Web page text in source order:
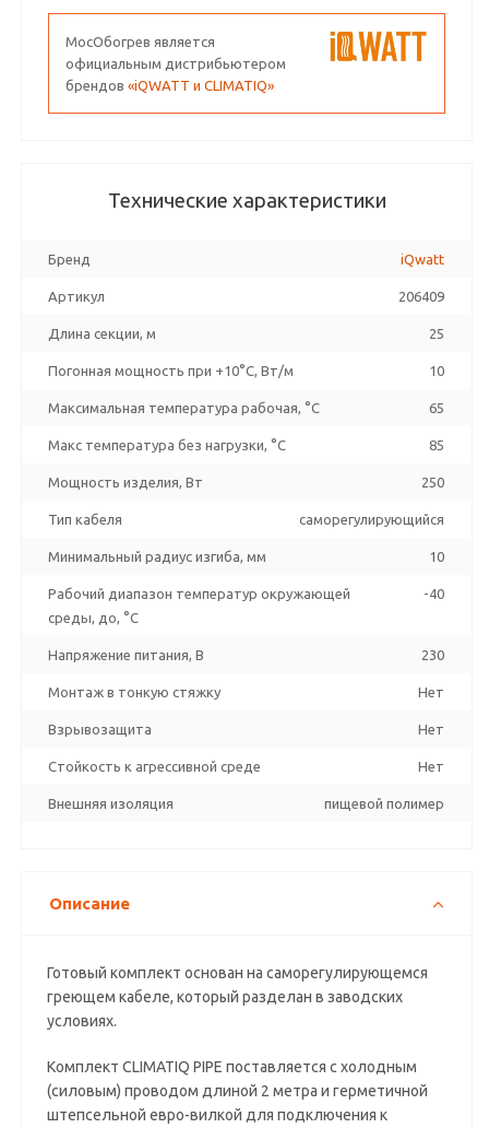
МосОбогрев является
официальным дистрибьютером
брендов«iQWATT и CLIMATIQ»
Технические характеристики
Бренд iQwatt
Артикул 206409
Длина секции, м 25
Погонная мощность при +10°С, Вт/м 10
Максимальная температура рабочая, °C 65
Макс температура без нагрузки, °C 85
Мощность изделия, Вт 250
Тип кабеля саморегулирующийся
Минимальный радиус изгиба, мм 10
Рабочий диапазон температур окружающей
среды, до, °C
-40
Напряжение питания, В 230
Монтаж в тонкую стяжку Нет
Взрывозащита Нет
Стойкость к агрессивной среде Нет
Внешняя изоляция пищевой полимер
Описание
Готовый комплект основан на саморегулирующемся
греющем кабеле, который разделан в заводских
условиях.
Комплект CLIMATIQ PIPE поставляется с холодным
(силовым) проводом длиной 2 метра и герметичной
штепсельной евро-вилкой для подключения к